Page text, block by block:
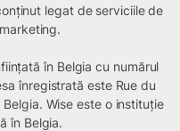
legat de serviciile de
în Belgia cu numărul
înregistrată este Rue du
Wise este o instituție
în Belgia.